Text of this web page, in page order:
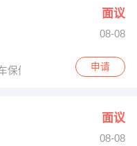
面议
08-08
保修分公司第1间至9号一
申请
面议
08-08